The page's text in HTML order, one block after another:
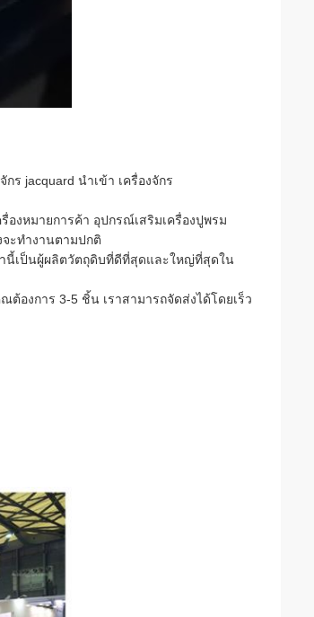
ร jacquard นำเข้า เครื่องจักร
งหมายการค้า อุปกรณ์เสริมเครื่องปูพรม
จะทำงานตามปกติ
นี้เป็นผู้ผลิตวัตถุดิบที่ดีที่สุดและใหญ่ที่สุดใน
องการ 3-5 ชิ้น เราสามารถจัดส่งได้โดยเร็ว